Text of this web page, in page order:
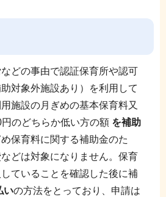
どの事由で認証保育所や認可
対象外施設あり）を利用して
施設の月ぎめの基本保育料又
のどちらか低い方の額 を補助
保育料に関する補助金のた
どは対象になりません。保育
ていることを確認した後に補
いの方法をとっており、申請は